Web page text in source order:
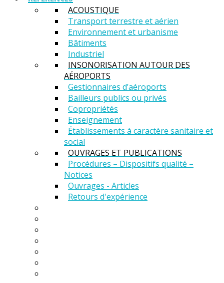
ACOUSTIQUE
Transport terrestre et aérien
Environnement et urbanisme
Bâtiments
Industriel
INSONORISATION AUTOUR DES
AÉROPORTS
Gestionnaires d’aéroports
Bailleurs publics ou privés
Copropriétés
Enseignement
Établissements à caractère sanitaire et
social
OUVRAGES ET PUBLICATIONS
Procédures – Dispositifs qualité –
Notices
Ouvrages - Articles
Retours d'expérience